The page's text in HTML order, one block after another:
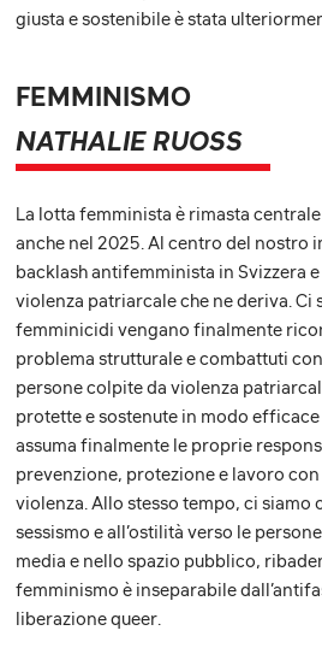
giusta e sostenibile è stata
FEMMINISMO
NATHALIE RUOSS
La lotta femminista è rimasta
anche nel 2025. Al centro del nostro
backlash antifemminista in Svizzera
violenza patriarcale che ne deriva. Ci
femminicidi vengano finalmente
problema strutturale e combattuti
persone colpite da violenza
protette e sostenute in modo
assuma finalmente le proprie
prevenzione, protezione e lavoro
violenza. Allo stesso tempo, ci siamo
sessismo e all’ostilità verso le
media e nello spazio pubblico,
femminismo è inseparabile
liberazione queer.